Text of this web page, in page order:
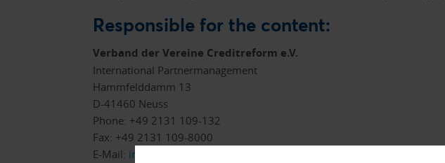
Responsible for the content:
Verband der Vereine Creditreform e.V.
International Partnermanagement
Hammfelddamm 13
D-41460 Neuss
Phone: +49 2131 109-132
Fax: +49 2131 109-8000
E-Mail: info@creditreform.com